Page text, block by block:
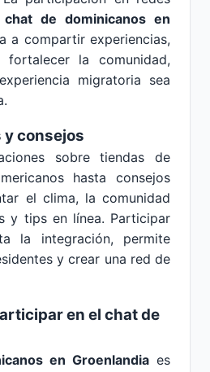
chat de dominicanos en
a compartir experiencias,
la comunidad,
migratoria sea
y consejos
sobre tiendas de
hasta consejos
el clima, la comunidad
y tips en línea. Participar
la integración, permite
y crear una red de
en el chat de
en Groenlandia es